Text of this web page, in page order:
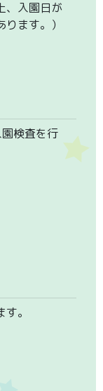
、入園日が
ます。）
検査を行
。